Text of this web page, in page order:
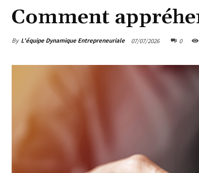
Comment
By L'équipe Dynamique Entrepreneuriale 07/07/2026 0